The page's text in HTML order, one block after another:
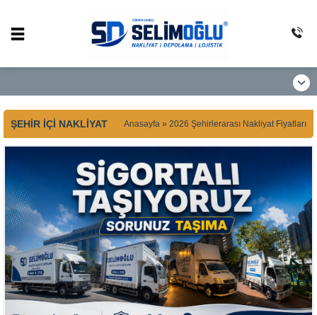
ŞEHIR İÇI NAKLIYAT Anasayfa » 2026 Şehirlerarası Nakliyat Fiyatları